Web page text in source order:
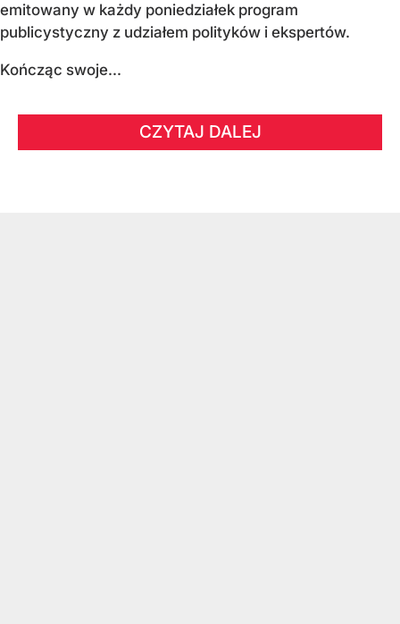
emitowany w każdy poniedziałek program
publicystyczny z udziałem polityków i ekspertów.
Kończąc swoje...
CZYTAJ DALEJ